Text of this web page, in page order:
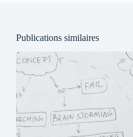
Publications similaires